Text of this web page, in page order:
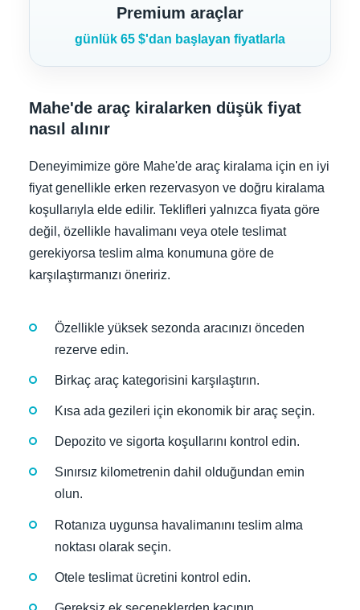
Premium araçlar
günlük 65 $'dan başlayan fiyatlarla
Mahe'de araç kiralarken düşük fiyat
nasıl alınır
Deneyimimize göre Mahe'de araç kiralama için en iyi
fiyat genellikle erken rezervasyon ve doğru kiralama
koşullarıyla elde edilir. Teklifleri yalnızca fiyata göre
değil, özellikle havalimanı veya otele teslimat
gerekiyorsa teslim alma konumuna göre de
karşılaştırmanızı öneririz.
Özellikle yüksek sezonda aracınızı önceden
rezerve edin.
Birkaç araç kategorisini karşılaştırın.
Kısa ada gezileri için ekonomik bir araç seçin.
Depozito ve sigorta koşullarını kontrol edin.
Sınırsız kilometrenin dahil olduğundan emin
olun.
Rotanıza uygunsa havalimanını teslim alma
noktası olarak seçin.
Otele teslimat ücretini kontrol edin.